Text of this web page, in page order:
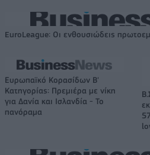
EuroLeague: Οι ενθουσιώδεις
Ευρωπαϊκό Κορασίδων Β'
Κατηγορίας: Πρεμιέρα με νίκη
για Δανία και Ισλανδία - Το
πανόραμα